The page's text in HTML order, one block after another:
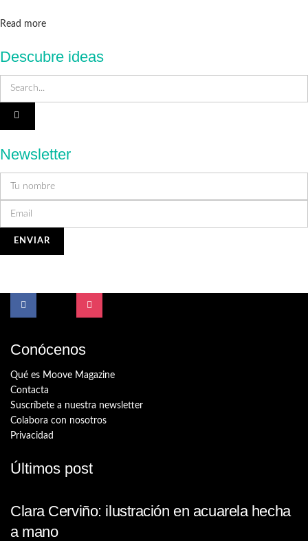
Read moreDetails
Descubre ideas
Newsletter
Conócenos
Qué es Moove Magazine
Contacta
Suscríbete a nuestra newsletter
Colabora con nosotros
Privacidad
Últimos post
Clara Cerviño: ilustración en acuarela hecha
a mano